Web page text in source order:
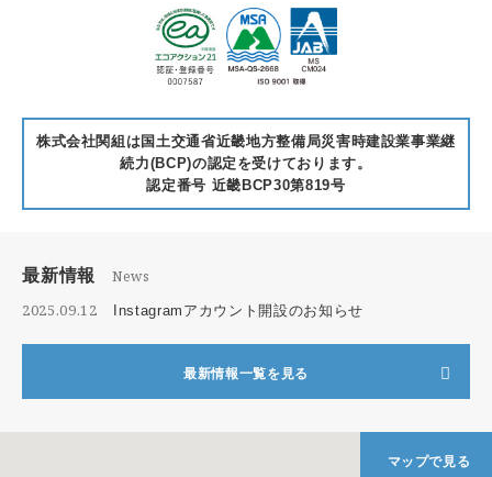
株式会社関組は国土交通省近畿地方整備局災害時建設業事業継
続力(BCP)の認定を受けております。
認定番号 近畿BCP30第819号
最新情報 News
2025.09.12 Instagramアカウント開設のお知らせ
最新情報一覧を見る
マップで見る